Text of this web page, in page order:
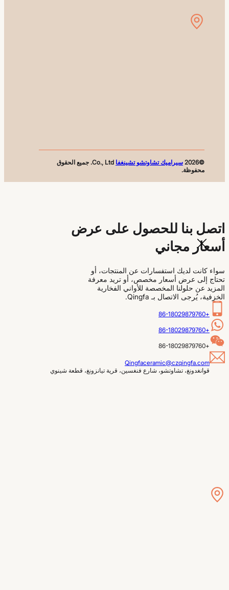
©2026 سيراميك تشاوتشو تشينغفا
Co., Ltd. جميع الحقوق
محفوظة.
اتصل بنا للحصول على عرض
أسعار مجاني
سواء كانت لديك استفسارات عن المنتجات، أو
تحتاج إلى عرض أسعار مخصص، أو تريد معرفة
المزيد عن حلولنا المخصصة للأواني الفخارية
الخزفية، يُرجى الاتصال بـ Qingfa.
+86-18029879760
+86-18029879760
+86-18029879760
Qingfaceramic@czqingfa.com
قوانغدونغ، تشاوتشو، شارع فنغسين، قرية تيانزونغ، قطعة شينوي